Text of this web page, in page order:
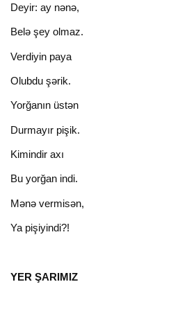
Deyir: ay nənə,
Belə şey olmaz.
Verdiyin paya
Olubdu şərik.
Yorğanın üstən
Durmayır pişik.
Kimindir axı
Bu yorğan indi.
Мənə vermisən,
Ya pişiyindi?!
YER ŞARIMIZ